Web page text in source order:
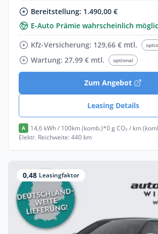
Bereitstellung: 1.490,00 €
E-Auto Prämie wahrscheinlich
Kfz-Versicherung: 129,66 € mtl.
Wartung: 27,99 € mtl. optional
Zum Angebot
Leasing Details
A 14,6 kWh / 100km (komb.)*0 g CO₂ / km
Elektr. Reichweite: 440 km
0,48 Leasingfaktor